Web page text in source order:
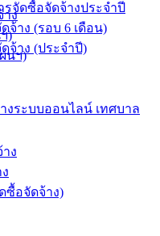
รจัดซื้อจัดจ้างประจำปี
จ้าง (รอบ 6 เดือน)
จ้าง (ประจำปี)
งระบบออนไลน์ เทศบาล
าง
)
นฯ)
ง
ซื้อจัดจ้าง)